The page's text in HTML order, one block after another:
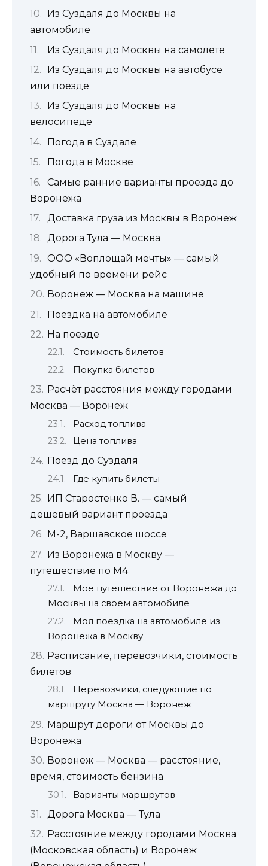
Из Суздаля до Москвы на
автомобиле
Из Суздаля до Москвы на самолете
Из Суздаля до Москвы на автобусе
или поезде
Из Суздаля до Москвы на
велосипеде
Погода в Суздале
Погода в Москве
Самые ранние варианты проезда до
Воронежа
Доставка груза из Москвы в Воронеж
Дорога Тула — Москва
ООО «Воплощай мечты» — самый
удобный по времени рейс
Воронеж — Москва на машине
Поездка на автомобиле
На поезде
Стоимость билетов
Покупка билетов
Расчёт расстояния между городами
Москва — Воронеж
Расход топлива
Цена топлива
Поезд до Суздаля
Где купить билеты
ИП Старостенко В. — самый
дешевый вариант проезда
М-2, Варшавское шоссе
Из Воронежа в Москву —
путешествие по М4
Мое путешествие от Воронежа до
Москвы на своем автомобиле
Моя поездка на автомобиле из
Воронежа в Москву
Расписание, перевозчики, стоимость
билетов
Перевозчики, следующие по
маршруту Москва — Воронеж
Маршрут дороги от Москвы до
Воронежа
Воронеж — Москва — расстояние,
время, стоимость бензина
Варианты маршрутов
Дорога Москва — Тула
Расстояние между городами Москва
(Московская область) и Воронеж